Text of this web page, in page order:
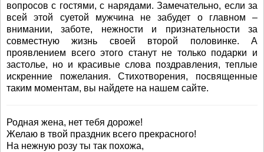
вопросов с гостями, с нарядами. Замечательно, если за
всей этой суетой мужчина не забудет о главном –
внимании, заботе, нежности и признательности за
совместную жизнь своей второй половинке. А
проявлением всего этого станут не только подарки и
застолье, но и красивые слова поздравления, теплые
искренние пожелания. Стихотворения, посвященные
таким моментам, вы найдете на нашем сайте.
Родная жена, нет тебя дороже!
Желаю в твой праздник всего прекрасного!
На нежную розу ты так похожа,